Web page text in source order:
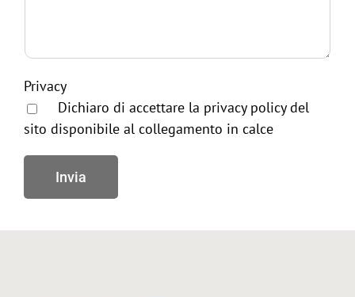
Privacy
Dichiaro di accettare la privacy policy del
sito disponibile al collegamento in calce